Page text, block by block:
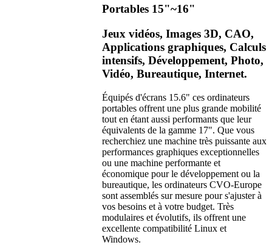
Portables 15"~16"
Jeux vidéos, Images 3D, CAO,
Applications graphiques, Calculs
intensifs, Développement, Photo,
Vidéo, Bureautique, Internet.
Équipés d'écrans 15.6" ces ordinateurs
portables offrent une plus grande mobilité
tout en étant aussi performants que leur
équivalents de la gamme 17". Que vous
recherchiez une machine très puissante aux
performances graphiques exceptionnelles
ou une machine performante et
économique pour le développement ou la
bureautique, les ordinateurs CVO-Europe
sont assemblés sur mesure pour s'ajuster à
vos besoins et à votre budget. Très
modulaires et évolutifs, ils offrent une
excellente compatibilité Linux et
Windows.